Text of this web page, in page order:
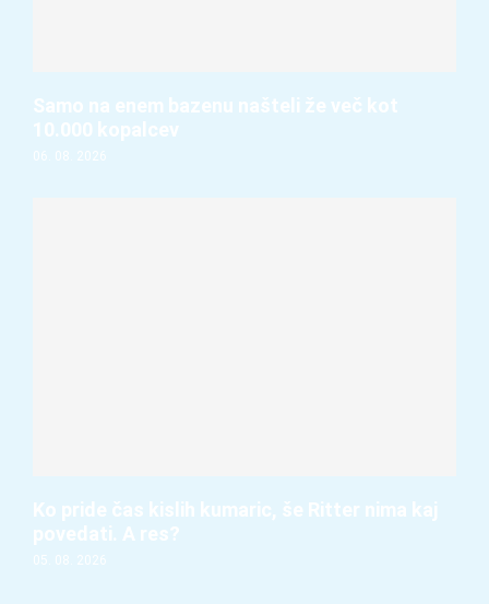
Samo na enem bazenu našteli že več kot
10.000 kopalcev
06. 08. 2026
Ko pride čas kislih kumaric, še Ritter nima kaj
povedati. A res?
05. 08. 2026